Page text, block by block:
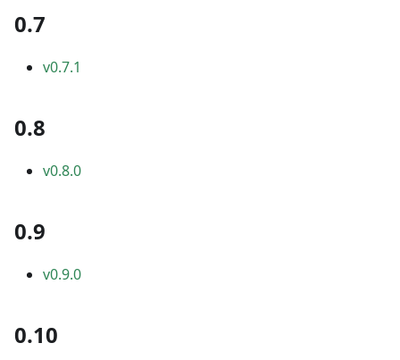
0.7
v0.7.1
0.8
v0.8.0
0.9
v0.9.0
0.10